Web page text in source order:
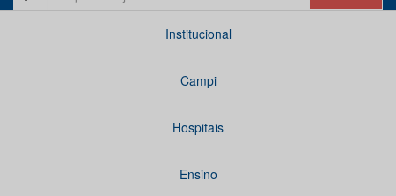
Institucional
Campi
Hospitais
Ensino